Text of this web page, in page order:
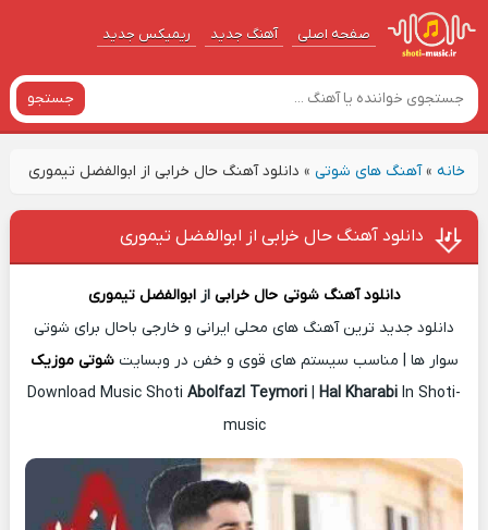
صفحه اصلی آهنگ‌ جدید ریمیکس جدید
جستجو
خانه»آهنگ های شوتی» دانلود آهنگ حال خرابی از ابوالفضل تیموری
دانلود آهنگ حال خرابی از ابوالفضل تیموری
دانلود آهنگ شوتی حال خرابی ازابوالفضل تیموری
دانلود جدید ترین آهنگ های محلی ایرانی و خارجی باحال برای شوتی
سوار ها | مناسب سیستم های قوی و خفن در وبسایتشوتی موزیک
Download Music Shoti Abolfazl Teymori Hal Kharabi In Shoti-
music